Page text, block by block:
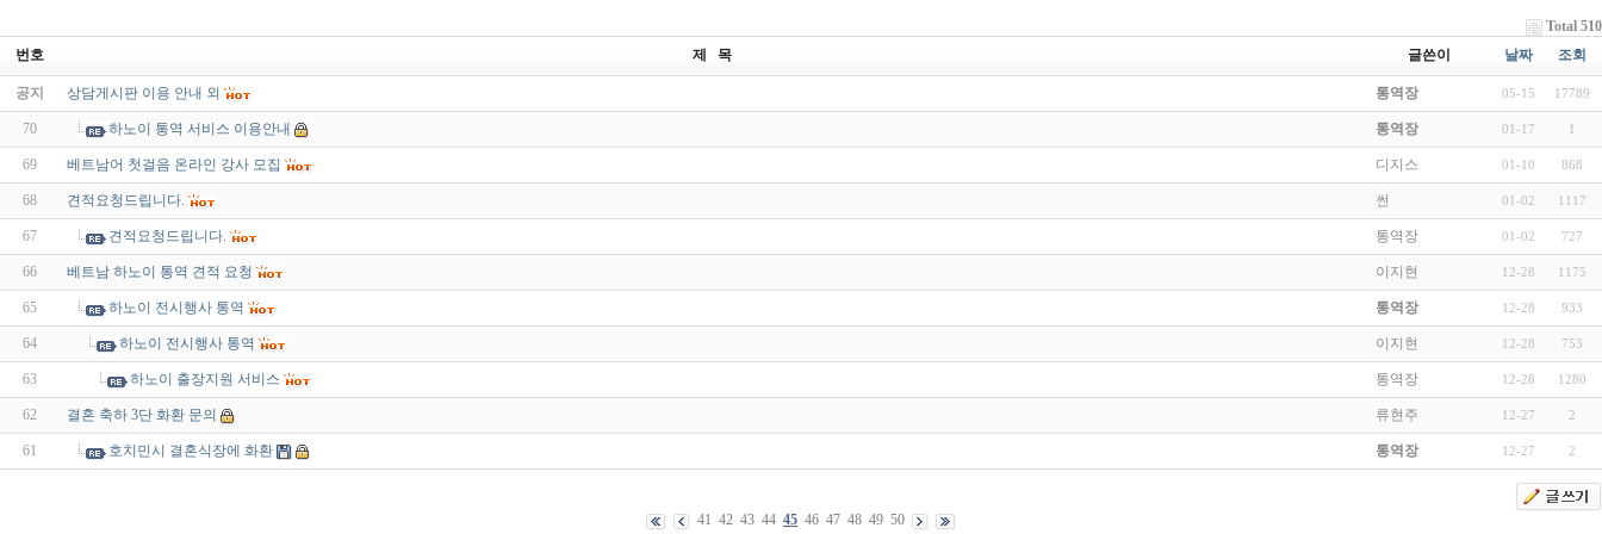
Total 510
번호
제 목 글쓴이 날짜 조회
공지 상담게시판 이용 안내 외 통역장 05-15 17789
70 하노이 통역 서비스 이용안내 통역장 01-17 1
69 베트남어 첫걸음 온라인 강사 모집 디지스 01-10 868
68 견적요청드립니다. 썬 01-02 1117
67 견적요청드립니다. 통역장 01-02 727
66 베트남 하노이 통역 견적 요청 이지현 12-28 1175
65 하노이 전시행사 통역 통역장 12-28 933
64 하노이 전시행사 통역 이지현 12-28 753
63 하노이 출장지원 서비스 통역장 12-28 1280
62 결혼 축하 3단 화환 문의 류현주 12-27 2
61 호치민시 결혼식장에 화환 통역장 12-27 2
41 42 43 44 45 46 47 48 49 50